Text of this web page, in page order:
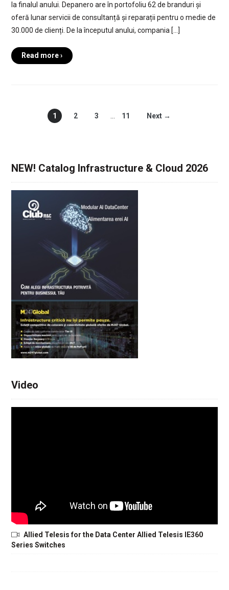
la finalul anului. Depanero are în portofoliu 62 de branduri și
oferă lunar servicii de consultanță și reparații pentru o medie de
30.000 de clienți. De la începutul anului, compania […]
Read more ›
1 2 3 11 Next →
NEW! Catalog Infrastructure & Cloud 2026
Video
Allied Telesis for the Data Center Allied Telesis IE360
Series Switches